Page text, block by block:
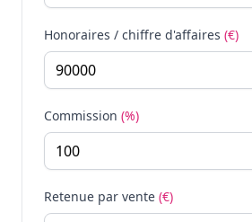
Honoraires / chiffre d'affaires (€)
Commission (%)
Retenue par vente (€)